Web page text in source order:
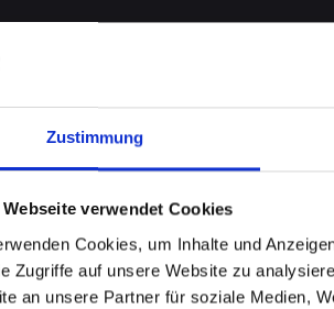
Zustimmung
Webseite verwendet Cookies
Cookies, um Inhalte und
Zugriffe auf unsere Website zu
an unsere Partner für soziale Medien,
bei